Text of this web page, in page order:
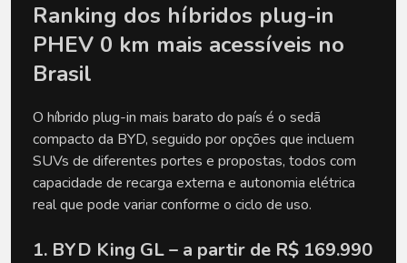
Ranking dos híbridos plug-in
PHEV 0 km mais acessíveis no
Brasil
O híbrido plug-in mais barato do país é o sedã
compacto da BYD, seguido por opções que incluem
SUVs de diferentes portes e propostas, todos com
capacidade de recarga externa e autonomia elétrica
real que pode variar conforme o ciclo de uso.
1. BYD King GL – a partir de R$ 169.990